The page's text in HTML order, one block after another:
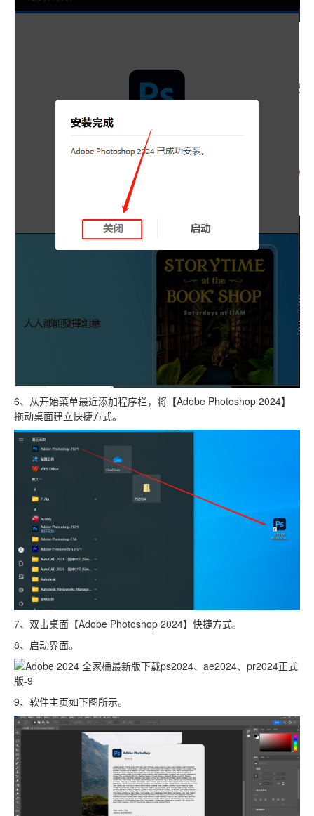
6、从开始菜单最近添加程序栏，将【Adobe Photoshop 2024】
拖动桌面建立快捷方式。
7、双击桌面【Adobe Photoshop 2024】快捷方式。
8、启动界面。
9、软件主页如下图所示。